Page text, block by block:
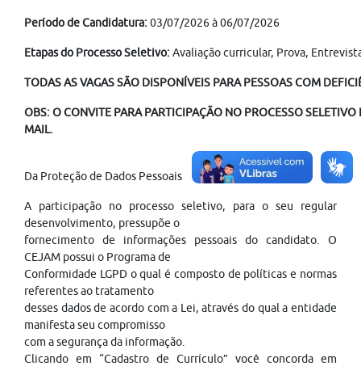
Período de Candidatura:03/07/2026 à 06/07/2026
Etapas do Processo Seletivo:Avaliação curricular, Prova,
TODAS AS VAGAS SÃO DISPONÍVEIS PARA PESSOAS COM
OBS: O CONVITE PARA PARTICIPAÇÃO NO PROCESSO SELETIVO
MAIL.
Da Proteção de Dados Pessoais
A participação no processo seletivo, para o seu regular
desenvolvimento, pressupõe o
fornecimento de informações pessoais do candidato. O
CEJAM possui o Programa de
Conformidade LGPD o qual é composto de políticas e normas
referentes ao tratamento
desses dados de acordo com a Lei, através do qual a entidade
manifesta seu compromisso
com a segurança da informação.
Clicando em “Cadastro de Currículo” você concorda em